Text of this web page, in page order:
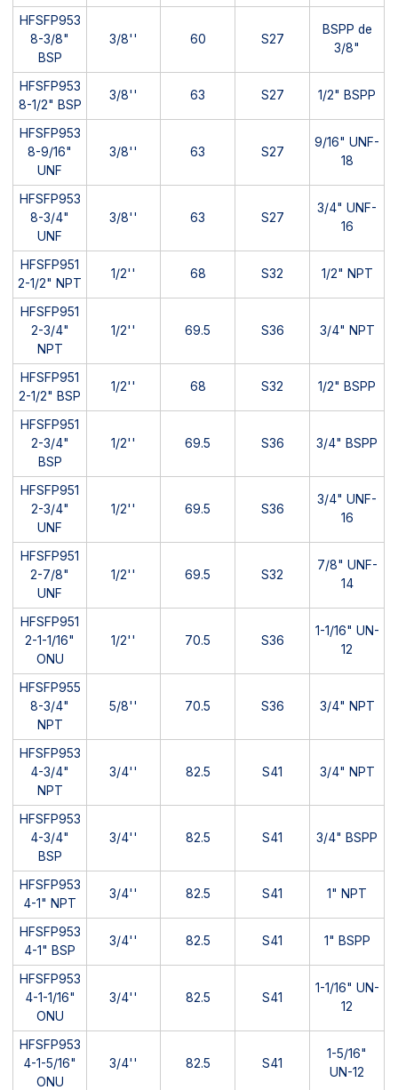
HFSFP953
8-3/8"
BSP
3/8'' 60 S27
BSPP de
3/8"
HFSFP953
8-1/2" BSP
3/8'' 63 S27 1/2" BSPP
HFSFP953
8-9/16"
UNF
3/8'' 63 S27
9/16" UNF-
18
HFSFP953
8-3/4"
UNF
3/8'' 63 S27
3/4" UNF-
16
HFSFP951
2-1/2" NPT
1/2'' 68 S32 1/2" NPT
HFSFP951
2-3/4"
NPT
1/2'' 69.5 S36 3/4" NPT
HFSFP951
2-1/2" BSP
1/2'' 68 S32 1/2" BSPP
HFSFP951
2-3/4"
BSP
1/2'' 69.5 S36 3/4" BSPP
HFSFP951
2-3/4"
UNF
1/2'' 69.5 S36
3/4" UNF-
16
HFSFP951
2-7/8"
UNF
1/2'' 69.5 S32
7/8" UNF-
14
HFSFP951
2-1-1/16"
ONU
1/2'' 70.5 S36
1-1/16" UN-
12
HFSFP955
8-3/4"
NPT
5/8'' 70.5 S36 3/4" NPT
HFSFP953
4-3/4"
NPT
3/4'' 82.5 S41 3/4" NPT
HFSFP953
4-3/4"
BSP
3/4'' 82.5 S41 3/4" BSPP
HFSFP953
4-1" NPT
3/4'' 82.5 S41 1" NPT
HFSFP953
4-1" BSP
3/4'' 82.5 S41 1" BSPP
HFSFP953
4-1-1/16"
ONU
3/4'' 82.5 S41
1-1/16" UN-
12
HFSFP953
4-1-5/16"
ONU
3/4'' 82.5 S41
1-5/16"
UN-12